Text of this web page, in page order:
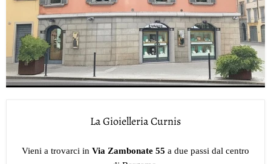
La Gioielleria Curnis
Vieni a trovarci in Via Zambonate 55 a due passi dal centro